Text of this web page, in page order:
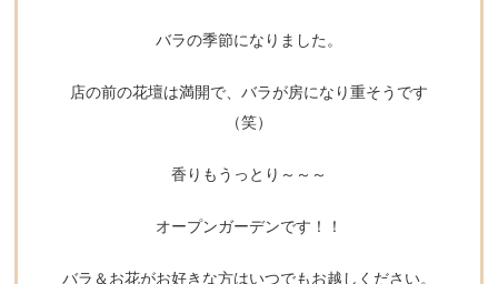
バラの季節になりました。
店の前の花壇は満開で、バラが房になり重そうです
（笑）
香りもうっとり～～～
オープンガーデンです！！
バラ＆お花がお好きな方はいつでもお越しください。